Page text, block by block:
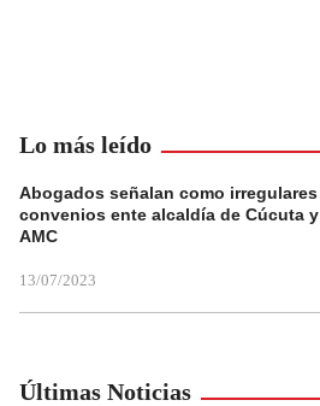
Lo más leído
Abogados señalan como irregulares
convenios ente alcaldía de Cúcuta y
AMC
13/07/2023
Últimas Noticias